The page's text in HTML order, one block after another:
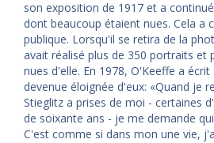
son exposition de 1917 et a
dont beaucoup étaient nues. Cela a
publique. Lorsqu'il se retira de la
avait réalisé plus de 350 portraits et
nues d'elle. En 1978, O'Keeffe a
devenue éloignée d'eux: «Quand je
Stieglitz a prises de moi - certaines
de soixante ans - je me demande
C'est comme si dans mon une vie,